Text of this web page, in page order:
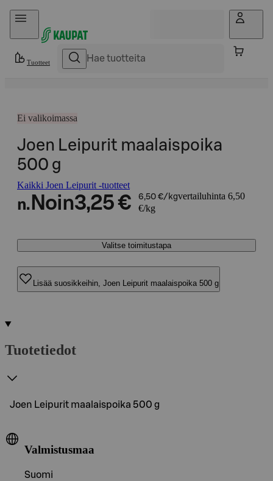
Hyppää sisältöön
Tuotteet
Ei valikoimassa
Joen Leipurit maalaispoika
500 g
Kaikki Joen Leipurit -tuotteet
n. Noin3,25 € 6,50 €/kgvertailuhinta 6,50
€/kg
Valitse toimitustapa
Lisää suosikkeihin, Joen Leipurit maalaispoika 500 g
Tuotetiedot
Joen Leipurit maalaispoika 500 g
Valmistusmaa
Suomi